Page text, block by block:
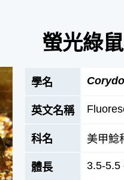
螢光綠鼠
學名
英文名稱
科名 美甲鯰
體長 3.5-5.5